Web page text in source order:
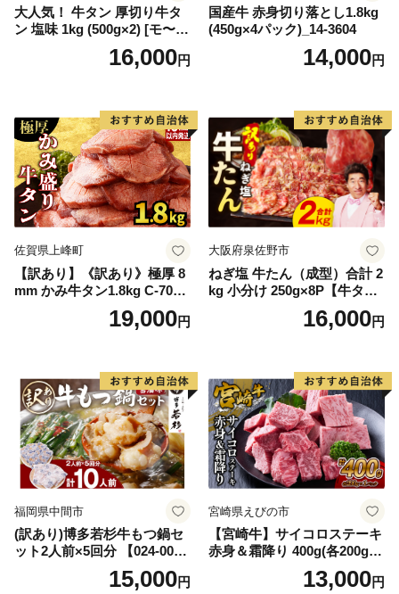
大人気！ 牛タン 厚切り牛タ
ン 塩味 1kg (500g×2) [モ〜ラ
ンド 宮城県 気仙沼市 205646
60] 肉 牛肉 精肉 牛たん 牛タ
厚切り タン
16,000円
国産牛 赤身切り落とし1.8kg
(450g×4パック)_14-3604
14,000円
佐賀県上峰町
【訳あり】《訳あり》極厚 8
mm かみ牛タン1.8kg C-709-
19,000円
大阪府泉佐野市
ねぎ塩 牛たん（成型）合計 2
kg 小分け 250g×8P【牛タン
牛肉 焼肉用 薄切り 訳あり サ
16,000円
福岡県中間市
(訳あり)博多若杉牛もつ鍋セ
ット2人前×5回分 【024-002
15,000円
宮崎県えびの市
【宮崎牛】サイコロステーキ
赤身＆霜降り 400g(各200g×
１P 計2P) 真空パック 冷凍
13,000円